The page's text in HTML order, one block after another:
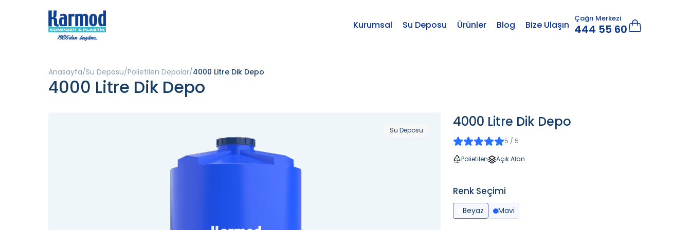
Kurumsal Su Deposu Ürünler Blog Bize Ulaşın
Çağrı Merkezi
444 55 60
Anasayfa Su Deposu Polietilen Depolar 4000 Litre Dik Depo
4000 Litre Dik Depo
Su Deposu
4000 Litre Dik Depo
5 / 5
Polietilen Açık Alan
Renk Seçimi
Beyaz Mavi